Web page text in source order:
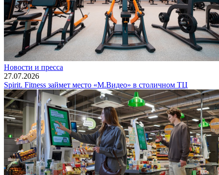
Новости и пресса
27.07.2026
Spirit. Fitness займет место «М.Видео» в столичном ТЦ